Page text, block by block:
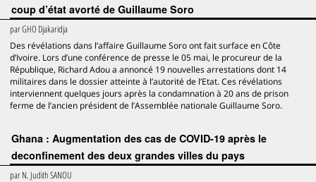
coup d’état avorté de Guillaume Soro
parGHO Djakaridja
Des révélations dans l’affaire Guillaume Soro ont fait surface en Côte
d’Ivoire. Lors d’une conférence de presse le 05 mai, le procureur de la
République, Richard Adou a annoncé 19 nouvelles arrestations dont 14
militaires dans le dossier atteinte à l’autorité de l’Etat. Ces révélations
interviennent quelques jours après la condamnation à 20 ans de prison
ferme de l’ancien président de l’Assemblée nationale Guillaume Soro.
Ghana : Augmentation des cas de COVID-19 après le
deconfinement des deux grandes villes du pays
parN. Judith SANOU